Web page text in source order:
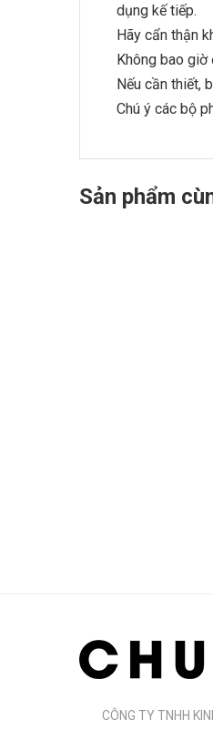
dụng kế tiếp.
Hãy cẩn thận
Không bao
Nếu cần thiết,
Chú ý các bộ
Sản phẩm
CÔNG TY TNHH